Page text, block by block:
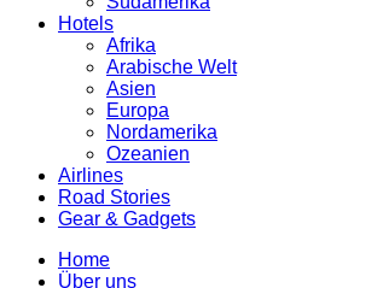
Hotels
Afrika
Arabische Welt
Asien
Europa
Nordamerika
Ozeanien
Airlines
Road Stories
Gear & Gadgets
Home
Über uns